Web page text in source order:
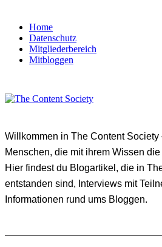
Home
Datenschutz
Mitgliederbereich
Mitbloggen
Willkommen in The Content Society
Menschen, die mit ihrem Wissen
Hier findest du Blogartikel, die in
entstanden sind, Interviews mit
Informationen rund ums Bloggen.